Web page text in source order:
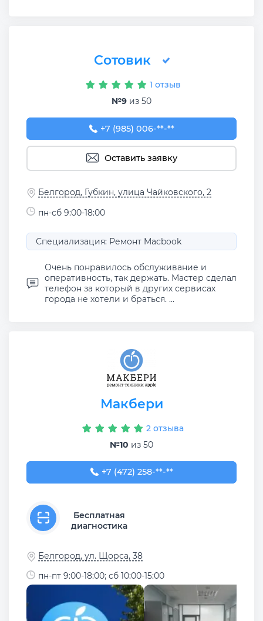
Сотовик
1 отзыв
№9 из 50
+7 (985) 006-78-87
+7 (985) 006-**-**
Оставить заявку
Белгород, Губкин, улица Чайковского, 2
пн-сб 9:00-18:00
Специализация: Ремонт Macbook
Очень понравилось обслуживание и
оперативность, так держать. Мастер сделал
телефон за который в других сервисах
города не хотели и браться. ...
Макбери
2 отзыва
№10 из 50
+7 (472) 258-59-58
+7 (472) 258-**-**
Бесплатная
диагностика
Белгород, ул. Щорса, 38
пн-пт 9:00-18:00; сб 10:00-15:00